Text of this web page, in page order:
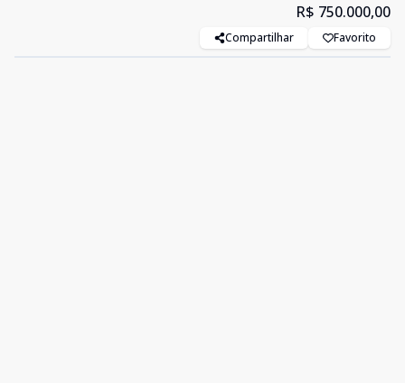
R$ 750.000,00
Compartilhar Favorito